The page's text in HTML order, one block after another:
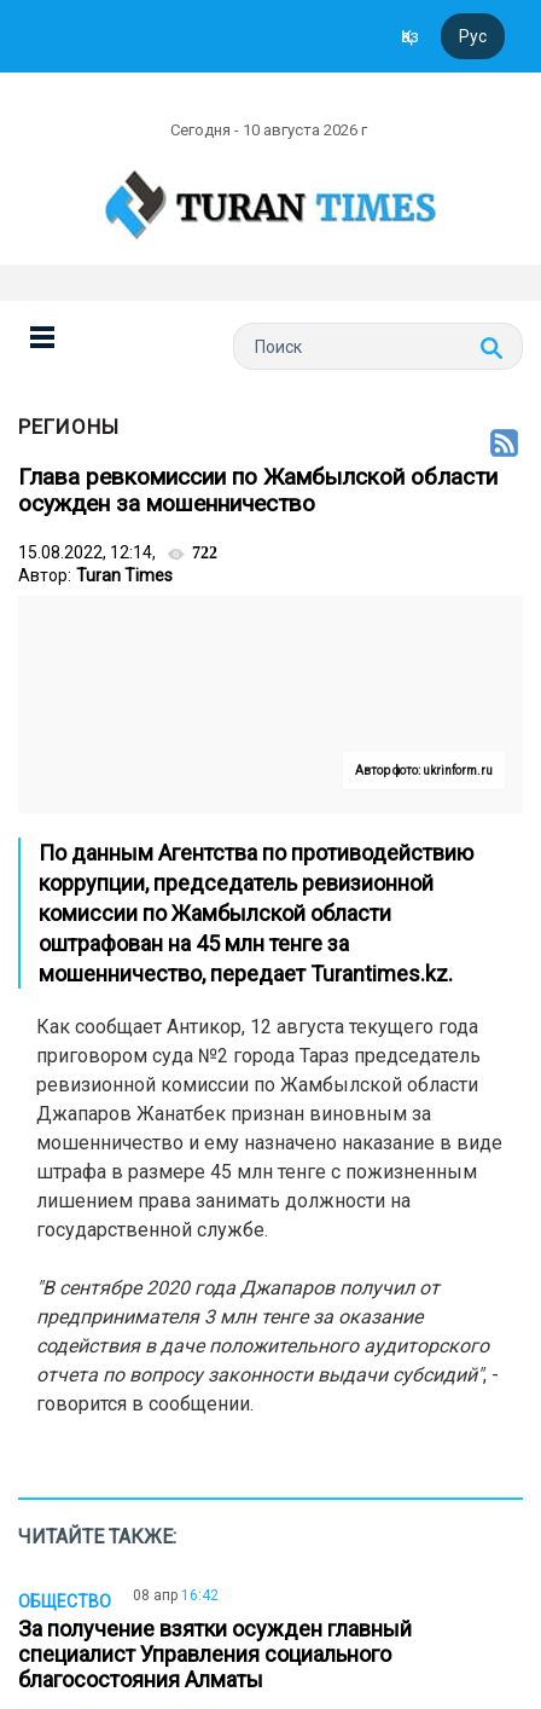
Қаз Рус
Сегодня - 10 августа 2026 г
РЕГИОНЫ
Глава ревкомиссии по Жамбылской области
осужден за мошенничество
15.08.2022, 12:14, 722
Автор: Turan Times
Автор фото: ukrinform.ru
По данным Агентства по противодействию
коррупции, председатель ревизионной
комиссии по Жамбылской области
оштрафован на 45 млн тенге за
мошенничество, передаетTurantimes.kz.
Как сообщает Антикор, 12 августа текущего года
приговором суда №2 города Тараз председатель
ревизионной комиссии по Жамбылской области
Джапаров Жанатбек признан виновным за
мошенничество и ему назначено наказание в виде
штрафа в размере 45 млн тенге с пожизненным
лишением права занимать должности на
государственной службе.
"В сентябре 2020 года Джапаров получил от
предпринимателя 3 млн тенге за оказание
содействия в даче положительного аудиторского
отчета по вопросу законности выдачи субсидий", -
говорится в сообщении.
ЧИТАЙТЕ ТАКЖЕ:
ОБЩЕСТВО 08 апр 16:42
За получение взятки осужден главный
специалист Управления социального
благосостояния Алматы